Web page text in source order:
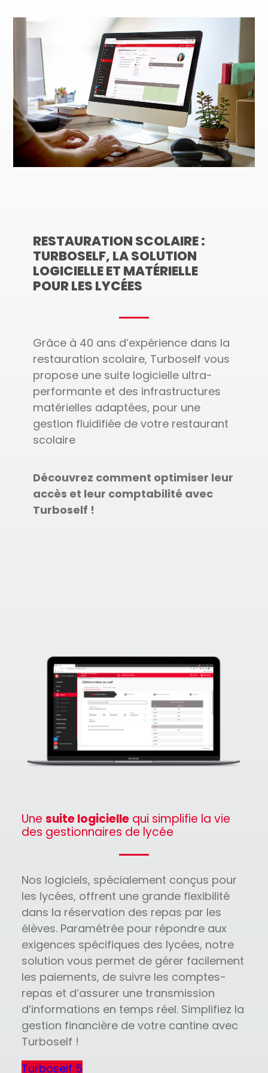
RESTAURATION SCOLAIRE :
TURBOSELF, LA SOLUTION
LOGICIELLE ET MATÉRIELLE
POUR LES LYCÉES
Grâce à 40 ans d’expérience dans la
restauration scolaire, Turboself vous
propose une suite logicielle ultra-
performante et des infrastructures
matérielles adaptées, pour une
gestion fluidifiée de votre restaurant
scolaire
Découvrez comment optimiser leur
accès et leur comptabilité avec
Turboself !
Une suite logicielle qui simplifie la vie
des gestionnaires de lycée
Nos logiciels, spécialement conçus pour
les lycées, offrent une grande flexibilité
dans la réservation des repas par les
élèves. Paramétrée pour répondre aux
exigences spécifiques des lycées, notre
solution vous permet de gérer facilement
les paiements, de suivre les comptes-
repas et d’assurer une transmission
d’informations en temps réel. Simplifiez la
gestion financière de votre cantine avec
Turboself !
Turboself 5